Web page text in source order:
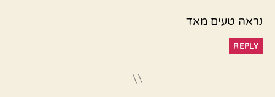
נראה טעים מאד
REPLY